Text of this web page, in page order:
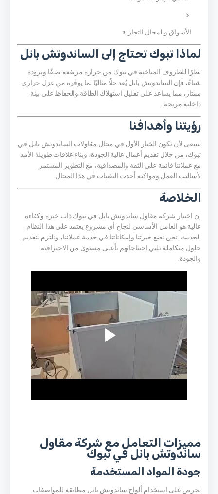
الأسواق والمحال التجارية
لماذا تبوك تحتاج إلى الساندوتش بانل
نظرًا للظروف المناخية في تبوك من حرارة مرتفعة صيفًا وبرودة
شتاءً، فإن الساندوتش بانل يُعد حلًا مثاليًا لما يوفره من عزل حراري
ممتاز، مما يساعد على تقليل استهلاك الطاقة والحفاظ على بيئة
داخلية مريحة.
رؤيتنا وأهدافنا
نسعى لأن نكون الخيار الأول في مجال مقاولات الساندوتش بانل في
تبوك، من خلال تقديم أعمال عالية الجودة، وبناء علاقات طويلة الأمد
مع عملائنا قائمة على الثقة والمصداقية، مع التطوير المستمر
لأساليب العمل ومواكبة أحدث التقنيات في هذا المجال.
الخلاصة
إن اختيار شركة مقاول ساندوتش بانل في تبوك ذات خبرة وكفاءة
عالية هو العامل الأساسي لنجاح أي مشروع يعتمد على هذا النظام
الحديث. نحن نضع خبرتنا وإمكاناتنا في خدمة عملائنا، ونلتزم بتقديم
حلول متكاملة تلبي احتياجاتهم بأعلى مستوى من الاحترافية
والجودة.
مميزات التعامل مع شركة مقاول
ساندوتش بانل في تبوك
جودة المواد المستخدمة
نحرص على استخدام ألواح ساندوتش بانل مطابقة للمواصفات